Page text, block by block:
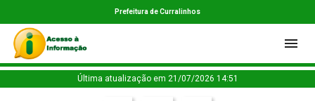
Prefeitura de Curralinhos
Última atualização em 21/07/2026 14:51